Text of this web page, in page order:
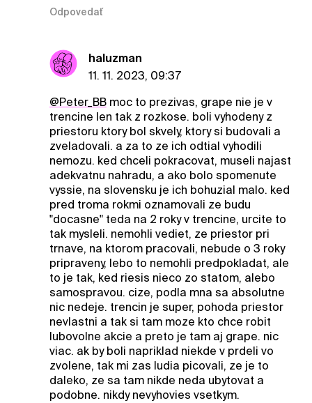
Odpovedať
haluzman
11. 11. 2023, 09:37
@Peter_BBmoc to prezivas, grape nie je v
trencine len tak z rozkose. boli vyhodeny z
priestoru ktory bol skvely, ktory si budovali a
zveladovali. a za to ze ich odtial vyhodili
nemozu. ked chceli pokracovat, museli najast
adekvatnu nahradu, a ako bolo spomenute
vyssie, na slovensku je ich bohuzial malo. ked
pred troma rokmi oznamovali ze budu
"docasne" teda na 2 roky v trencine, urcite to
tak mysleli. nemohli vediet, ze priestor pri
trnave, na ktorom pracovali, nebude o 3 roky
pripraveny, lebo to nemohli predpokladat, ale
to je tak, ked riesis nieco zo statom, alebo
samospravou. cize, podla mna sa absolutne
nic nedeje. trencin je super, pohoda priestor
nevlastni a tak si tam moze kto chce robit
lubovolne akcie a preto je tam aj grape. nic
viac. ak by boli napriklad niekde v prdeli vo
zvolene, tak mi zas ludia picovali, ze je to
daleko, ze sa tam nikde neda ubytovat a
podobne. nikdy nevyhovies vsetkym.